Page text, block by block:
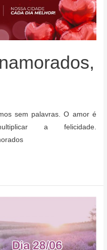
sem palavras. O amor é
a felicidade.